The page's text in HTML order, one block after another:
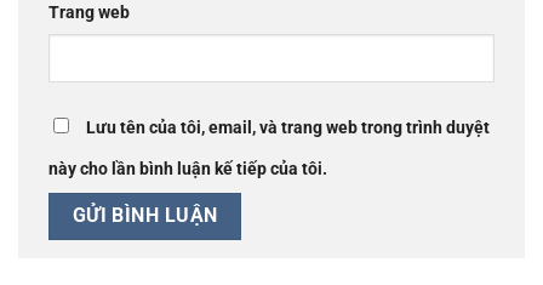
Trang web
Lưu tên của tôi, email, và trang web trong trình duyệt
này cho lần bình luận kế tiếp của tôi.